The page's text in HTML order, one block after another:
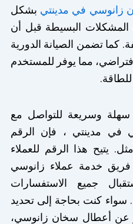
زانوسي في مدينتي بشكل
البسيطة قبل أن
كما تضمن الصيانة الدورية
مما يوفر للمستخدم
وسريعة للتواصل مع
في مدينتي ، فإن الرقم
يتيح هذا الرقم للعملاء
خدمة عملاء زانوسي
جميع الاستفسارات
سواء كنت بحاجة إلى تحديد
عن أعطال سخان زانوسي،